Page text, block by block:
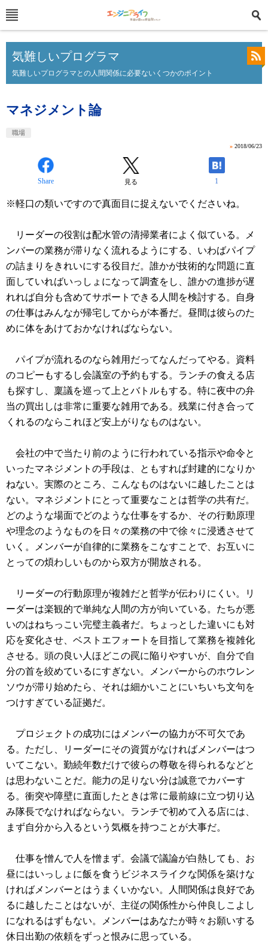
気難しいプログラマ
気難しいプログラマとの人間関係に必要ないくつかのポイント
マネジメント論
職場
» 2018/06/23
Share 見る 1
※軽口の類いですので真面目に捉えないでくださいね。
リーダーの役割は配水管の清掃業者によく似ている。メ
ンバーの業務が滞りなく流れるようにする、いわばパイプ
の詰まりをきれいにする役目だ。誰かが技術的な問題に直
面していればいっしょになって調査をし、誰かの進捗が遅
れれば自分も含めてサポートできる人間を検討する。自身
の仕事はみんなが帰宅してからが本番だ。昼間は彼らのた
めに体をあけておかなければならない。
パイプが流れるのなら雑用だってなんだってやる。資料
のコピーもするし会議室の予約もする。ランチの食える店
も探すし、稟議を巡って上とバトルもする。特に夜中の弁
当の買出しは非常に重要な雑用である。残業に付き合って
くれるのならこれほど安上がりなものはない。
会社の中で当たり前のように行われている指示や命令と
いったマネジメントの手段は、ともすれば封建的になりか
ねない。実際のところ、こんなものはないに越したことは
ない。マネジメントにとって重要なことは哲学の共有だ。
どのような場面でどのような仕事をするか、その行動原理
や理念のようなものを日々の業務の中で徐々に浸透させて
いく。メンバーが自律的に業務をこなすことで、お互いに
とっての煩わしいものから双方が開放される。
リーダーの行動原理が複雑だと哲学が伝わりにくい。リ
ーダーは楽観的で単純な人間の方が向いている。たちが悪
いのはねちっこい完璧主義者だ。ちょっとした違いにも対
応を変化させ、ベストエフォートを目指して業務を複雑化
させる。頭の良い人ほどこの罠に陥りやすいが、自分で自
分の首を絞めているにすぎない。メンバーからのホウレン
ソウが滞り始めたら、それは細かいことにいちいち文句を
つけすぎている証拠だ。
プロジェクトの成功にはメンバーの協力が不可欠であ
る。ただし、リーダーにその資質がなければメンバーはつ
いてこない。勤続年数だけで彼らの尊敬を得られるなどと
は思わないことだ。能力の足りない分は誠意でカバーす
る。衝突や障壁に直面したときは常に最前線に立つ切り込
み隊長でなければならない。ランチで初めて入る店には、
まず自分から入るという気概を持つことが大事だ。
仕事を憎んで人を憎まず。会議で議論が白熱しても、お
昼にはいっしょに飯を食うビジネスライクな関係を築けな
ければメンバーとはうまくいかない。人間関係は良好であ
るに越したことはないが、主従の関係性から仲良しこよし
になれるはずもない。メンバーはあなたが時々お願いする
休日出勤の依頼をずっと恨みに思っている。